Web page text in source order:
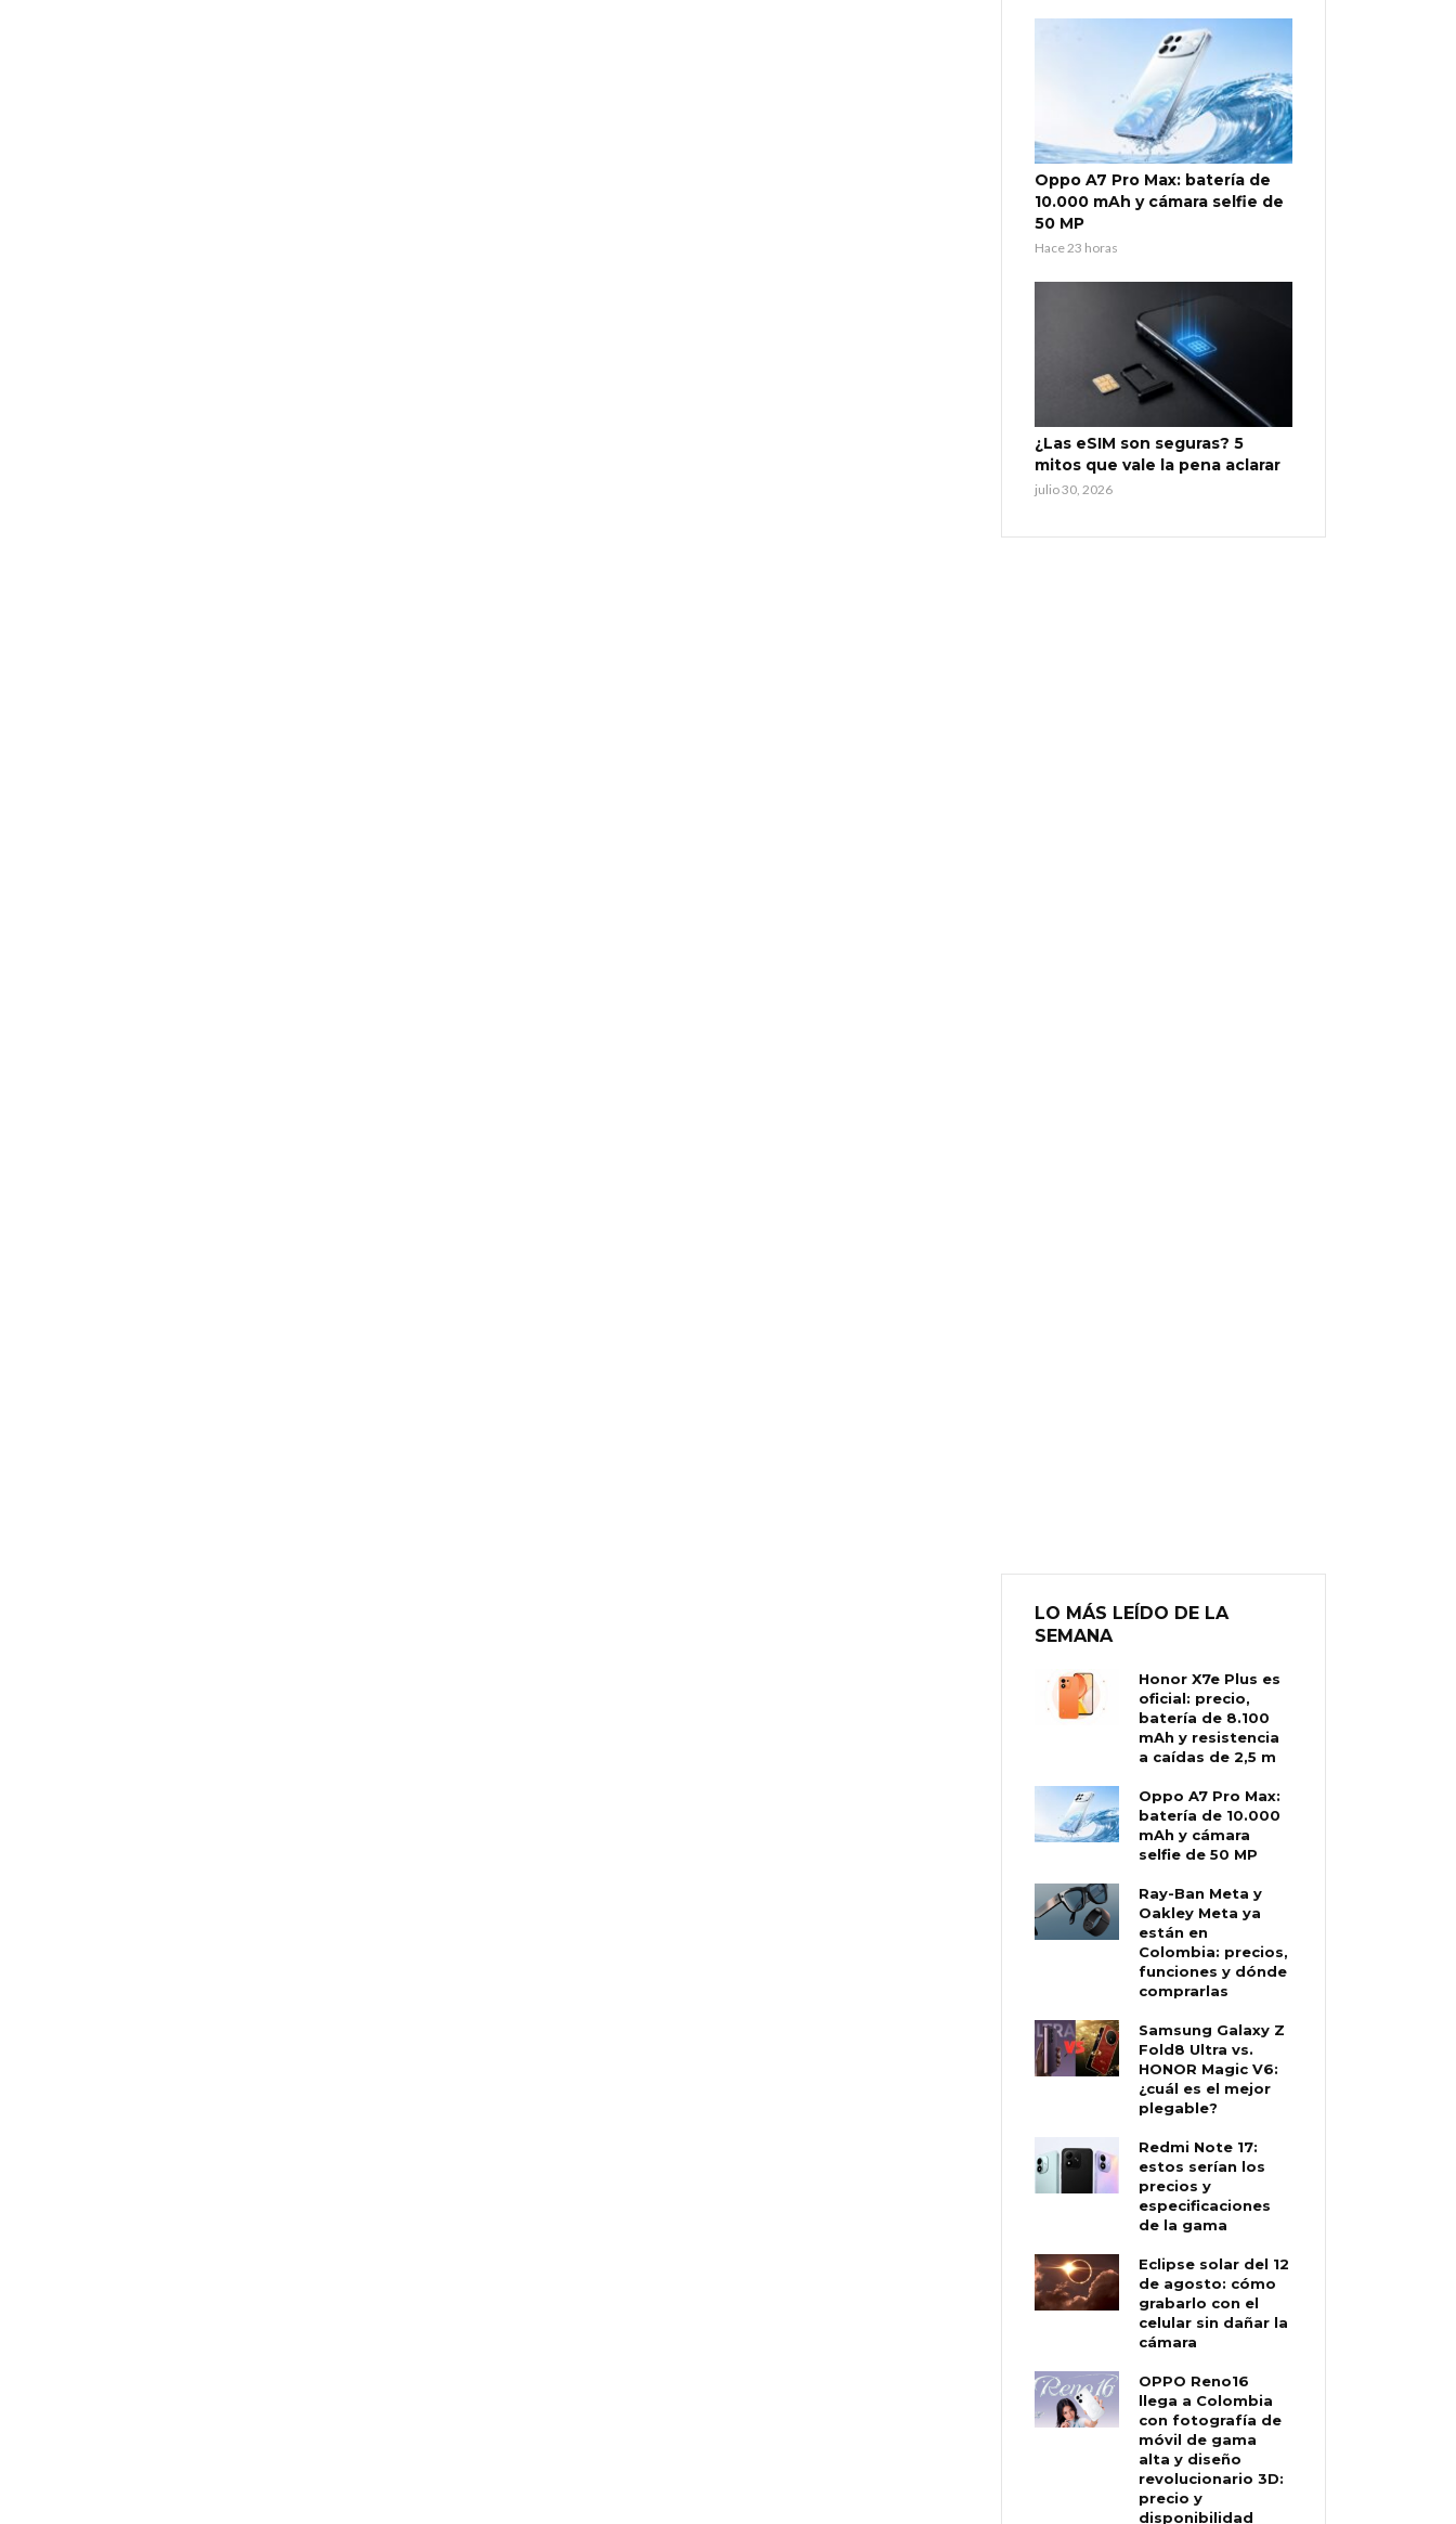
Oppo A7 Pro Max: batería de
10.000 mAh y cámara selfie de
50 MP
Hace 23 horas
¿Las eSIM son seguras? 5
mitos que vale la pena aclarar
julio 30, 2026
LO MÁS LEÍDO DE LA
SEMANA
Honor X7e Plus es
oficial: precio,
batería de 8.100
mAh y resistencia
a caídas de 2,5 m
Oppo A7 Pro Max:
batería de 10.000
mAh y cámara
selfie de 50 MP
Ray-Ban Meta y
Oakley Meta ya
están en
Colombia: precios,
funciones y dónde
comprarlas
Samsung Galaxy Z
Fold8 Ultra vs.
HONOR Magic V6:
¿cuál es el mejor
plegable?
Redmi Note 17:
estos serían los
precios y
especificaciones
de la gama
Eclipse solar del 12
de agosto: cómo
grabarlo con el
celular sin dañar la
cámara
OPPO Reno16
llega a Colombia
con fotografía de
móvil de gama
alta y diseño
revolucionario 3D:
precio y
disponibilidad